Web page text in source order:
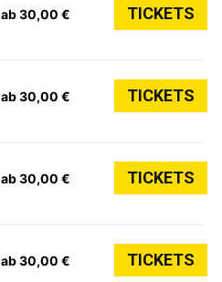
ab 30,00 € TICKETS
ab 30,00 € TICKETS
ab 30,00 € TICKETS
ab 30,00 € TICKETS